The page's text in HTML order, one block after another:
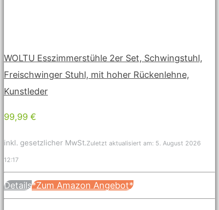
WOLTU Esszimmerstühle 2er Set, Schwingstuhl,
Freischwinger Stuhl, mit hoher Rückenlehne,
Kunstleder
99,99 €
inkl. gesetzlicher MwSt.Zuletzt aktualisiert am: 5. August 2026
12:17
Details*Zum Amazon Angebot*